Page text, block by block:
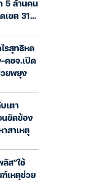
5 ล้านคน
เขต 31
รสุทธิหด
คชจ.เปิด
วยพยุง
เตา
นขัดข้อง
าสาเหตุ
ลัส”ใช้
เหตุช่วย